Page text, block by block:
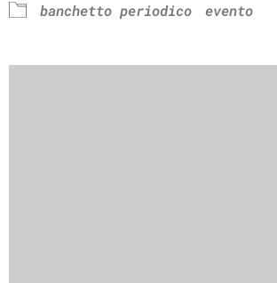
banchetto periodico evento